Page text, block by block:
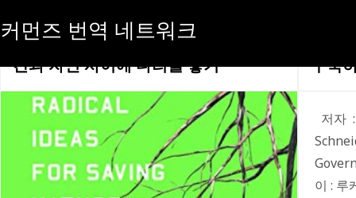
커먼즈 번역 네트워크
공생공락 보전을 통해 분리된 인
간과 자연 사이에 다리를 놓기
구축
저자
이 : 루